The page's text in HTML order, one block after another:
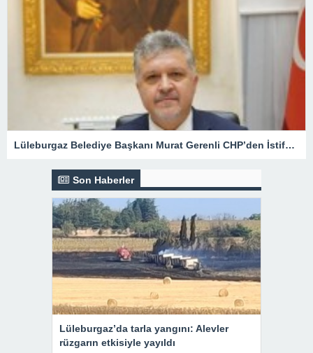
Lüleburgaz Belediye Başkanı Murat Gerenli CHP’den İstifa Etti
Son Haberler
Lüleburgaz’da tarla yangını: Alevler
rüzgarın etkisiyle yayıldı